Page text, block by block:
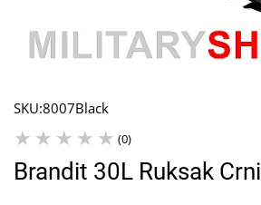
SKU:8007Black
(0)
Brandit 30L Ruksak Crni